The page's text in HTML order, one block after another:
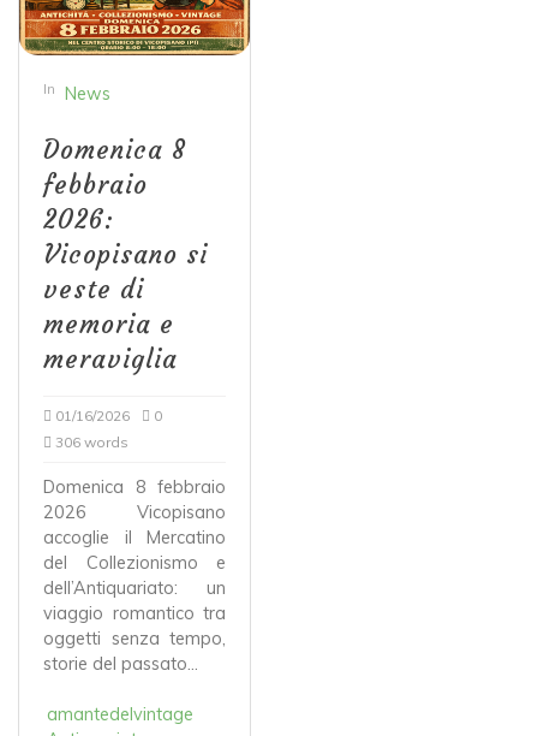
In News
Domenica 8
febbraio
2026:
Vicopisano si
veste di
memoria e
meraviglia
01/16/2026
0
306 words
Domenica 8 febbraio
2026 Vicopisano
accoglie il Mercatino
del Collezionismo e
dell’Antiquariato: un
viaggio romantico tra
oggetti senza tempo,
storie del passato...
amantedelvintage